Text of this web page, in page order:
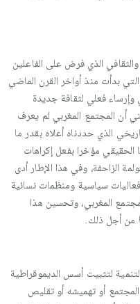
الذي فرض على الفاعلين
التي بدأت منذ أواخر القرن الماضي
فعلي لثقافة جديدة
أن المجتمع المغربي لم يعرف
الذي حددناه أعلاه بقدر ما
مؤخرا بفعل إكراهات
الزاحفة، وفي هذا الإطار أدى
سياسية ومنظمات نسائية
المغربي، وتحسين هذا
من أجل ذلك.
لتثبيت أسس الديموقراطية
أو تهميشه أو تقليص